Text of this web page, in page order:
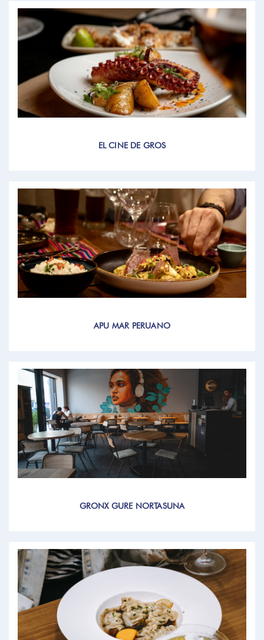
EL CINE DE GROS
APU MAR PERUANO
GRONX GURE NORTASUNA